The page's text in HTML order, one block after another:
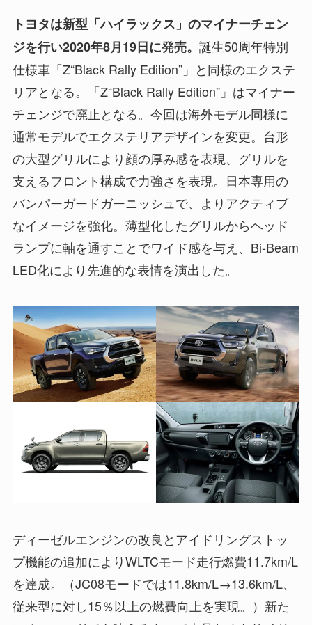
トヨタは新型「ハイラックス」のマイナーチェン
ジを行い2020年8月19日に発売。 誕生50周年特別
仕様車「Z“Black Rally Edition”」と同様のエクステ
リアとなる。「Z“Black Rally Edition”」はマイナー
チェンジで廃止となる。今回は海外モデル同様に
通常モデルでエクステリアデザインを変更。台形
の大型グリルにより顔の厚み感を表現、グリルを
支えるフロント構成で力強さを表現。日本専用の
バンパーガードガーニッシュで、よりアクティブ
なイメージを強化。薄型化したグリルからヘッド
ランプに軸を通すことでワイド感を与え、Bi-Beam
LED化により先進的な表情を演出した。
ディーゼルエンジンの改良とアイドリングストッ
プ機能の追加によりWLTCモード走行燃費11.7km/L
を達成。（JC08モードでは11.8km/L→13.6km/L、
従来型に対し15％以上の燃費向上を実現。）新た